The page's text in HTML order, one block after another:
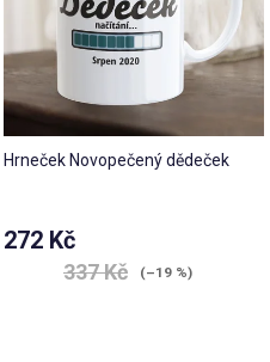
Hrneček Novopečený dědeček
272 Kč
337 Kč (–19 %)